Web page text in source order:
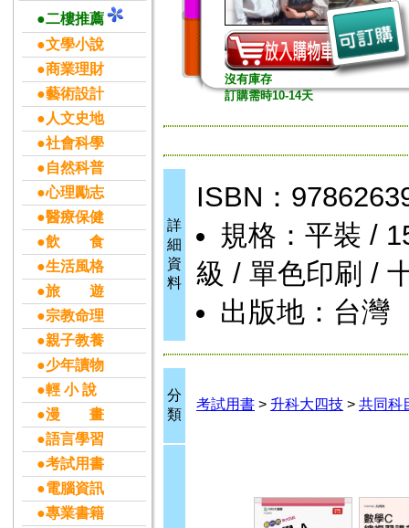
●二樓推薦
●文學小說
●商業理財
●藝術設計
●人文史地
●社會科學
●自然科普
●心理勵志
●醫療保健
●飲 食
●生活風格
●旅 遊
●宗教命理
●親子教養
●少年讀物
●輕 小 說
●漫 畫
●語言學習
●考試用書
●電腦資訊
●專業書籍
沒有庫存
訂購需時10-14天
詳
細
資
料
ISBN：
規格：平裝 /
級 / 單色印刷 /
出版地：台灣
分
類
考試用書 > 升科大四技 > 共同科